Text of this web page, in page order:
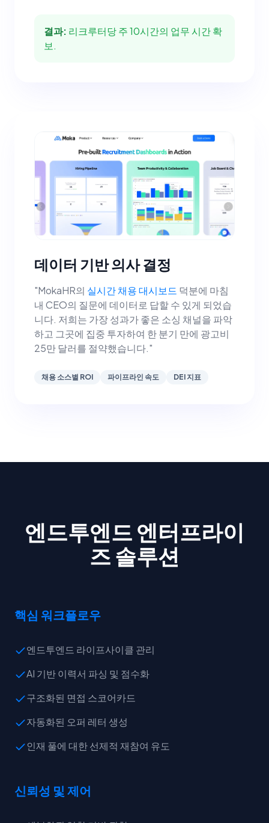
결과: 리크루터당 주 10시간의 업무 시간 확
보.
데이터 기반 의사 결정
"MokaHR의 실시간 채용 대시보드 덕분에 마침
내 CEO의 질문에 데이터로 답할 수 있게 되었습
니다. 저희는 가장 성과가 좋은 소싱 채널을 파악
하고 그곳에 집중 투자하여 한 분기 만에 광고비
25만 달러를 절약했습니다."
채용 소스별 ROI 파이프라인 속도 DEI 지표
엔드투엔드 엔터프라이
즈 솔루션
핵심 워크플로우
엔드투엔드 라이프사이클 관리
AI 기반 이력서 파싱 및 점수화
구조화된 면접 스코어카드
자동화된 오퍼 레터 생성
인재 풀에 대한 선제적 재참여 유도
신뢰성 및 제어